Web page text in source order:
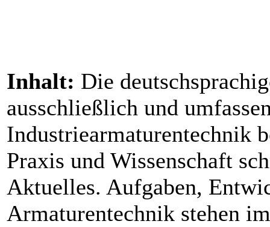
Inhalt: Die
ausschließlich und
Industriearmaturentechnik
Praxis und Wissenschaft
Aktuelles. Aufgaben,
Armaturentechnik stehen